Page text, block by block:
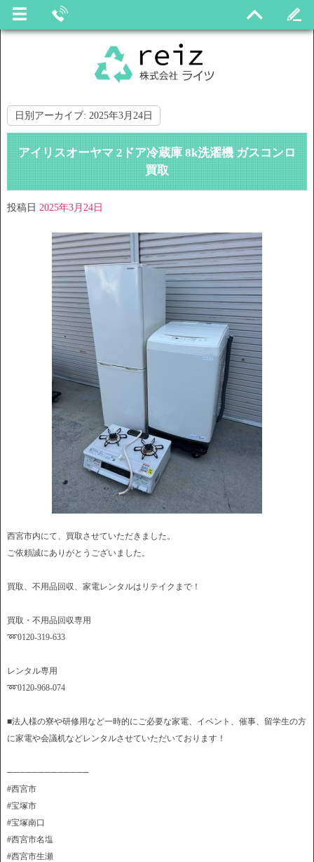
日別アーカイブ: 2025年3月24日
アイリスオーヤマ 2ドア冷蔵庫 8k洗濯機 ガスコンロ
買取
投稿日 2025年3月24日
西宮市内にて、買取させていただきました。
ご依頼誠にありがとうございました。
買取、不用品回収、家電レンタルはリテイクまで！
買取・不用品回収専用
➿0120-319-633
レンタル専用
➿0120-968-074
■法人様の寮や研修用など一時的にご必要な家電、イベント、催事、留学生の方
に家電や会議机などレンタルさせていただいております！
─────────────
#西宮市
#宝塚市
#宝塚南口
#西宮市名塩
#西宮市生瀬